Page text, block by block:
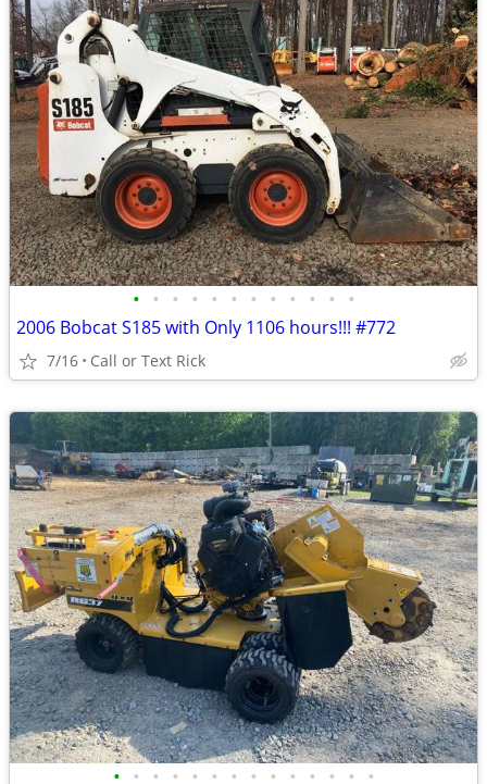
• • • • • • • • • • • •
2006 Bobcat S185 with Only 1106 hours!!! #772
7/16 Call or Text Rick
• • • • • • • • • • • • • •